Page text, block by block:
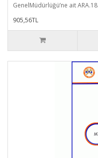
GenelMüdürlüğü’ne ait
905,56TL